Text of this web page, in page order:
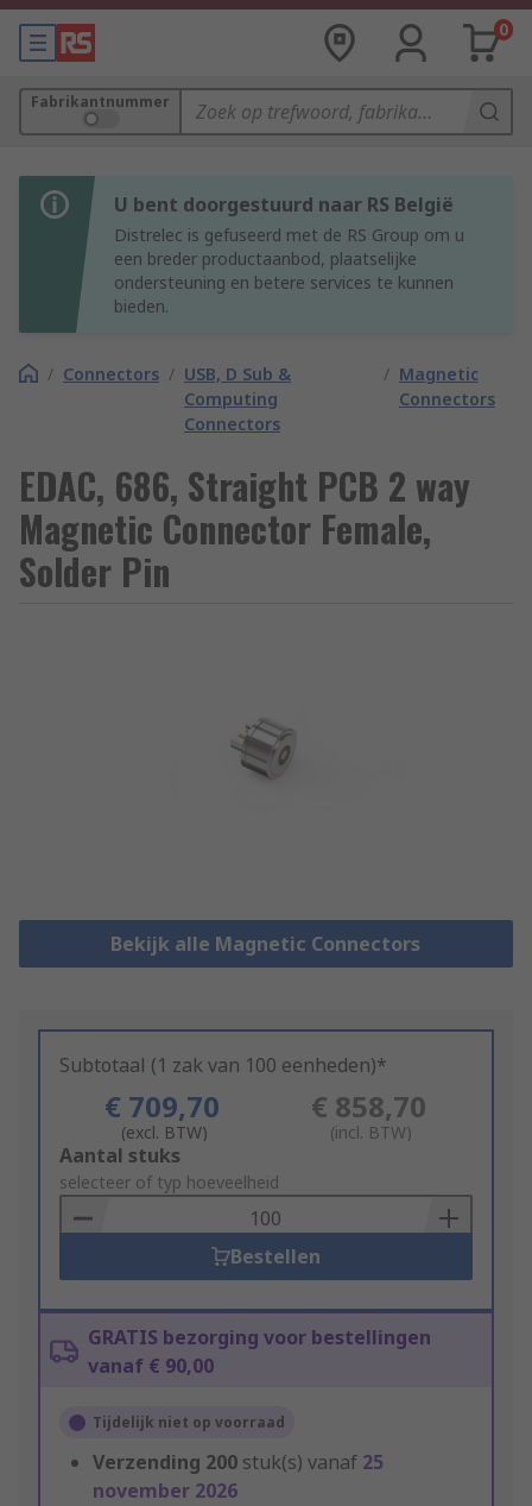
0
Fabrikantnummer
U bent doorgestuurd naar RS België
Distrelec is gefuseerd met de RS Group om u
een breder productaanbod, plaatselijke
ondersteuning en betere services te kunnen
bieden.
/ Connectors / USB, D Sub &
Computing
Connectors
/ Magnetic
Connectors
EDAC, 686, Straight PCB 2 way
Magnetic Connector Female,
Solder Pin
Bekijk alle Magnetic Connectors
Subtotaal (1 zak van 100 eenheden)*
€ 709,70
(excl. BTW)
€ 858,70
(incl. BTW)
Add
to
Basket
Aantal stuks
selecteer of typ hoeveelheid
Bestellen
GRATIS bezorging voor bestellingen
vanaf € 90,00
Tijdelijk niet op voorraad
Verzending 200 stuk(s) vanaf 25
november 2026